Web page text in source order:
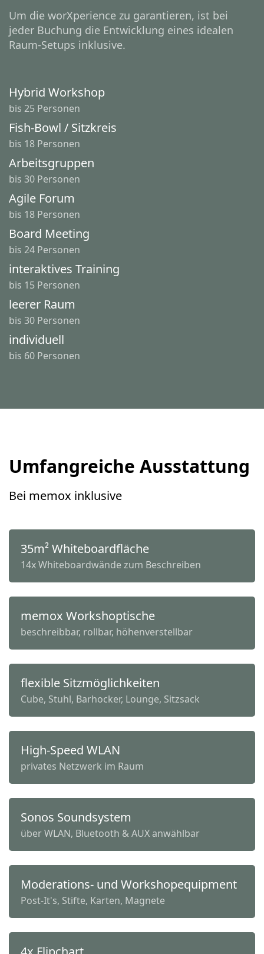
Um die worXperience zu garantieren, ist bei
jeder Buchung die Entwicklung eines idealen
Raum-Setups inklusive.
Hybrid Workshop
bis 25 Personen
Fish-Bowl / Sitzkreis
bis 18 Personen
Arbeitsgruppen
bis 30 Personen
Agile Forum
bis 18 Personen
Board Meeting
bis 24 Personen
interaktives Training
bis 15 Personen
leerer Raum
bis 30 Personen
individuell
bis 60 Personen
Umfangreiche Ausstattung
Bei memox inklusive
35m² Whiteboardfläche
14x Whiteboardwände zum Beschreiben
memox Workshoptische
beschreibbar, rollbar, höhenverstellbar
flexible Sitzmöglichkeiten
Cube, Stuhl, Barhocker, Lounge, Sitzsack
High-Speed WLAN
privates Netzwerk im Raum
Sonos Soundsystem
über WLAN, Bluetooth & AUX anwählbar
Moderations- und Workshopequipment
Post-It's, Stifte, Karten, Magnete